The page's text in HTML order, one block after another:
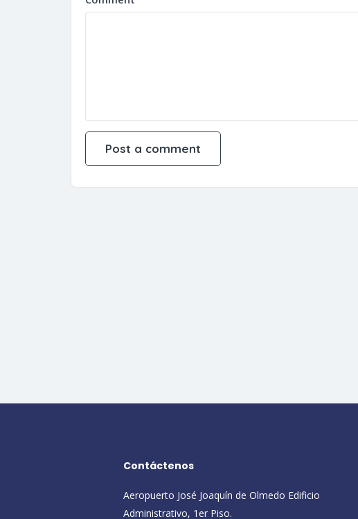
Contáctenos
Aeropuerto José Joaquín de Olmedo Edificio
Administrativo, 1er Piso.